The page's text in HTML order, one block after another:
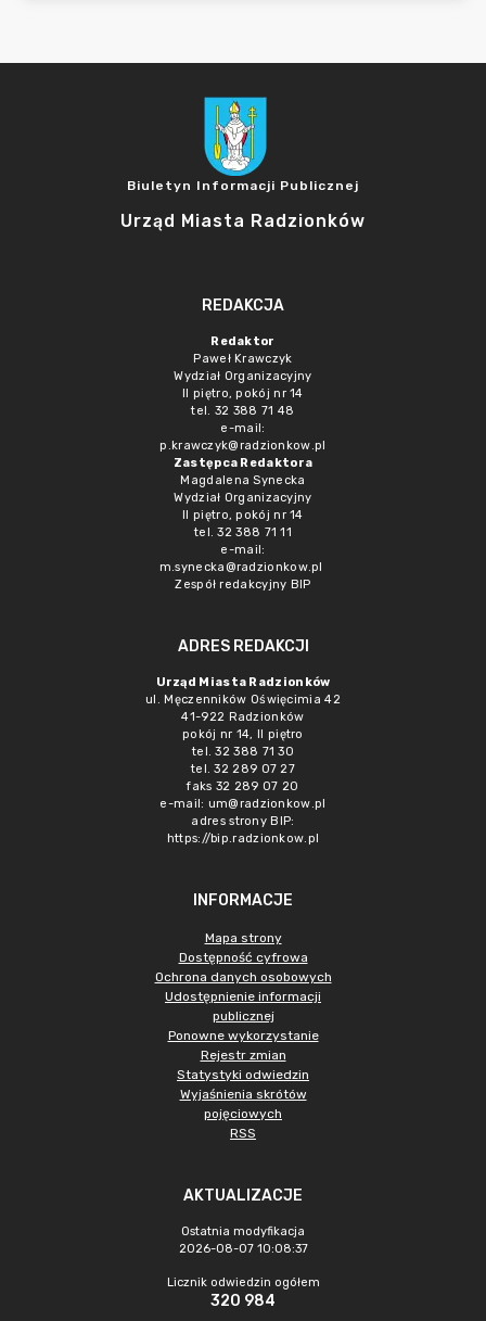
Biuletyn Informacji Publicznej
Urząd Miasta Radzionków
REDAKCJA
Redaktor
Paweł Krawczyk
Wydział Organizacyjny
II piętro, pokój nr 14
tel. 32 388 71 48
e-mail:
p.krawczyk@radzionkow.pl
Zastępca Redaktora
Magdalena Synecka
Wydział Organizacyjny
II piętro, pokój nr 14
tel. 32 388 71 11
e-mail:
m.synecka@radzionkow.pl
Zespół redakcyjny BIP
ADRES REDAKCJI
Urząd Miasta Radzionków
ul. Męczenników Oświęcimia 42
41-922 Radzionków
pokój nr 14, II piętro
tel. 32 388 71 30
tel. 32 289 07 27
faks 32 289 07 20
e-mail: um@radzionkow.pl
adres strony BIP:
https://bip.radzionkow.pl
INFORMACJE
Mapa strony
Dostępność cyfrowa
Ochrona danych osobowych
Udostępnienie informacji
publicznej
Ponowne wykorzystanie
Rejestr zmian
Statystyki odwiedzin
Wyjaśnienia skrótów
pojęciowych
RSS
AKTUALIZACJE
Ostatnia modyfikacja
2026-08-07 10:08:37
Licznik odwiedzin ogółem
320 984